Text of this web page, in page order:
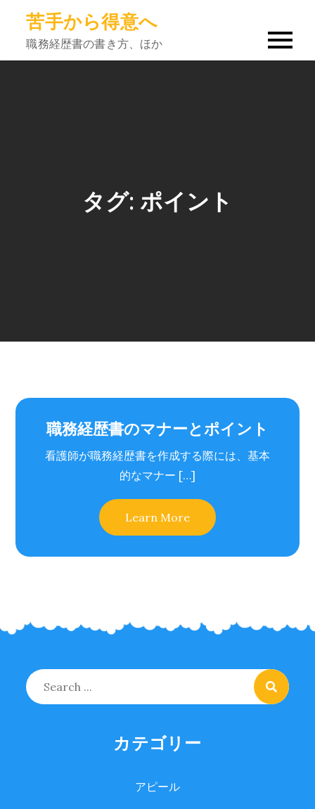
content
苦手から得意へ
職務経歴書の書き方、ほか
タグ: ポイント
職務経歴書のマナーとポイント
看護師が職務経歴書を作成する際には、基本
的なマナー […]
Learn More
Search
for:
カテゴリー
アピール